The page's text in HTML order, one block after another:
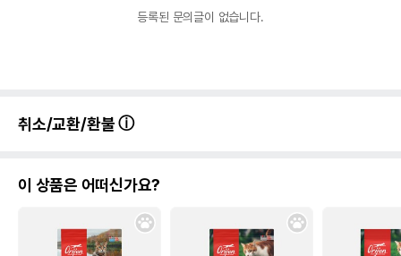
등록된 문의글이 없습니다.
취소/교환/환불
이 상품은 어떠신가요?